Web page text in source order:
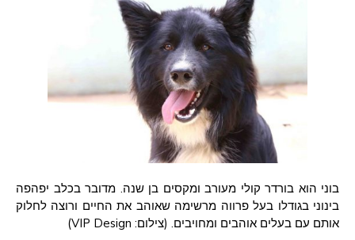
בוני הוא בורדר קולי מעורב ומקסים בן שנה. מדובר בכלב יפהפה
בינוני בגודלו בעל פרווה מרשימה שאוהב את החיים ורוצה לחלוק
אותם עם בעלים אוהבים ומחויבים. (צילום: VIP Design)